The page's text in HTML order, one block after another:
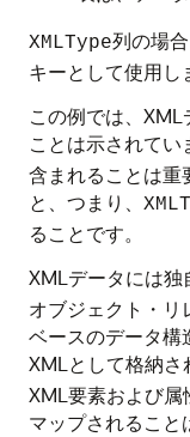
XMLType列の場
キーとして使用し
この例では、
ことは示されて
含まれることは重
と、つまり、
ることです。
XMLデータには
オブジェクト・リ
ベースのデータ構
XMLとして格納さ
XML要素および
マップされること